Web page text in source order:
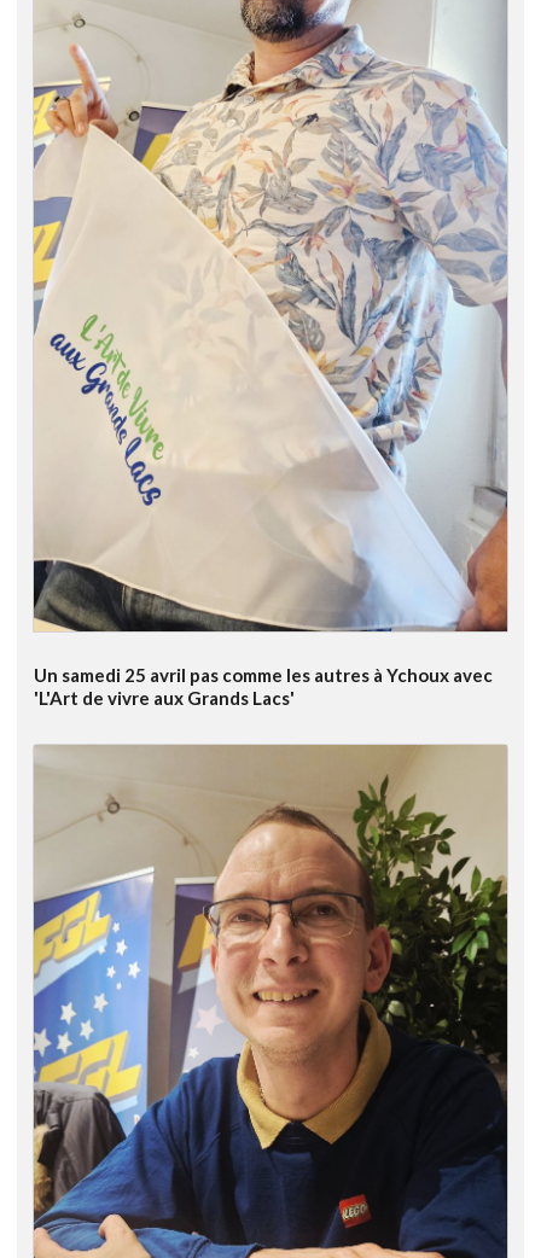
Un samedi 25 avril pas comme les autres à Ychoux avec
'L'Art de vivre aux Grands Lacs'